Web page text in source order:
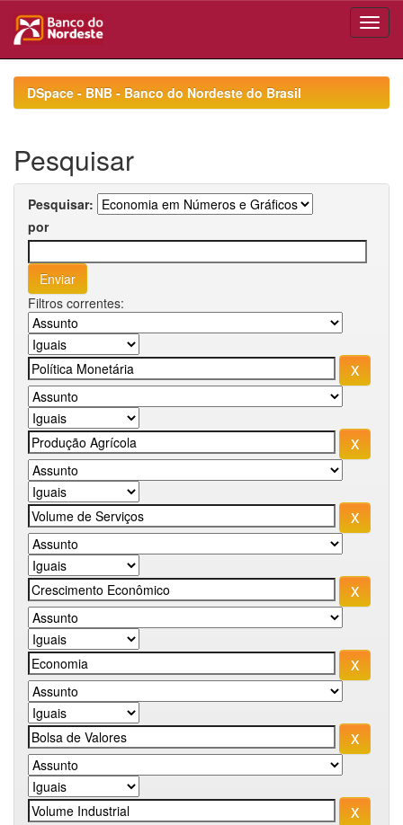
navigationDSpace - BNB - Banco do Nordeste do Brasil
Pesquisar
Pesquisar:
por
Filtros correntes: